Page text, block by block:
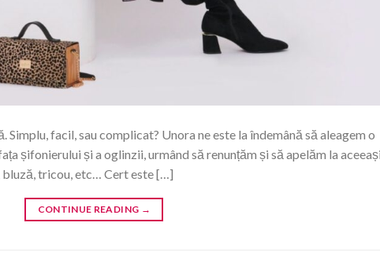
facil, sau complicat? Unora ne este la îndemână să aleagem o
șifonierului și a oglinzii, urmând să renunțăm și să apelăm la aceeași
bluză, tricou, etc… Cert este […]
CONTINUE READING →